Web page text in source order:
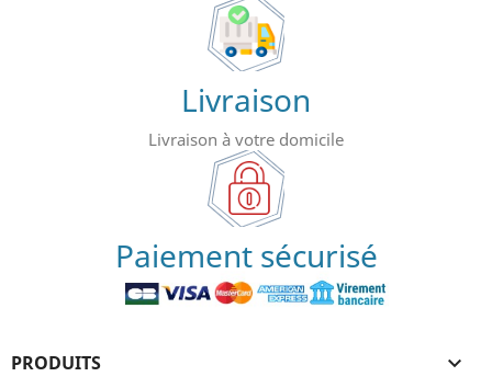
Livraison
Livraison à votre domicile
Paiement sécurisé
PRODUITS 